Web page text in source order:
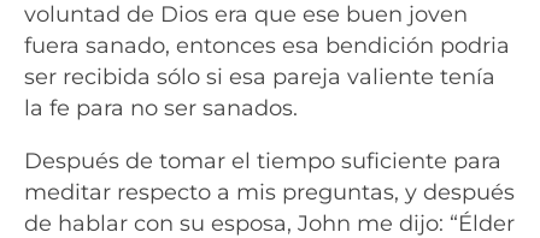
voluntad de Dios era que ese buen joven
fuera sanado, entonces esa bendición podria
ser recibida sólo si esa pareja valiente tenía
la fe para no ser sanados.
Después de tomar el tiempo suficiente para
meditar respecto a mis preguntas, y después
de hablar con su esposa, John me dijo: “Élder